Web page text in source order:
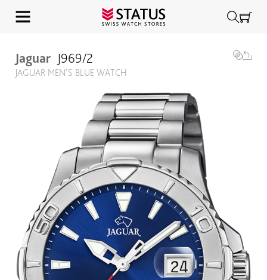
Jaguar J969/2
JAGUAR MEN’S BLUE WATCH